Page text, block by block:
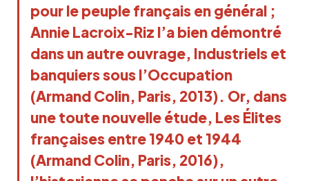
pour le peuple français en général ;
Annie Lacroix-Riz l’a bien démontré
dans un autre ouvrage, Industriels et
banquiers sous l’Occupation
(Armand Colin, Paris, 2013). Or, dans
une toute nouvelle étude, Les Élites
françaises entre 1940 et 1944
(Armand Colin, Paris, 2016),